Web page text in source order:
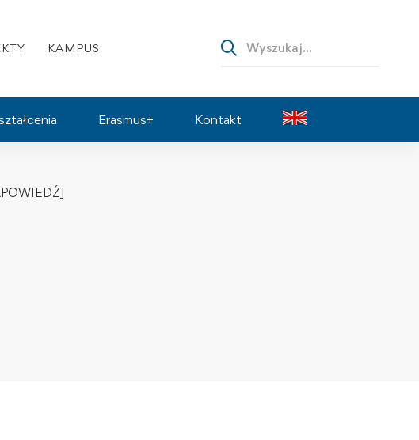
KAMPUS
Erasmus+ Kontakt